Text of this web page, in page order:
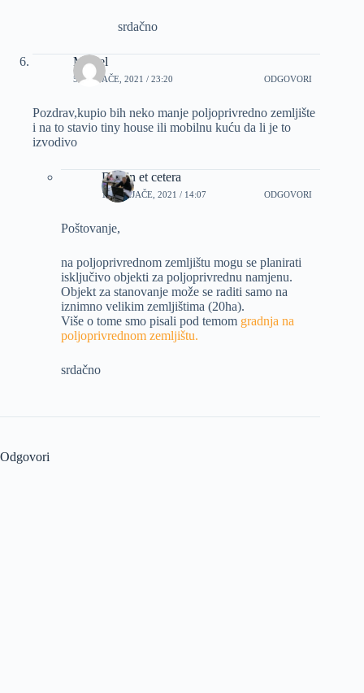
srdačno
Marsel
5 VELJAČE, 2021 / 23:20 ODGOVORI
Pozdrav,kupio bih neko manje poljoprivredno zemljište
i na to stavio tiny house ili mobilnu kuću da li je to
izvodivo
Dizajn et cetera
10 VELJAČE, 2021 / 14:07 ODGOVORI
Poštovanje,
na poljoprivrednom zemljištu mogu se planirati
isključivo objekti za poljoprivrednu namjenu.
Objekt za stanovanje može se raditi samo na
iznimno velikim zemljištima (20ha).
Više o tome smo pisali pod temom gradnja na
poljoprivrednom zemljištu.
srdačno
Odgovori